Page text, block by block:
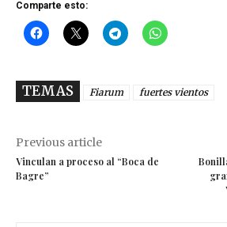
Comparte esto:
TEMAS Fiarum fuertes vientos
Previous article
Vinculan a proceso al “Boca de
Bagre”